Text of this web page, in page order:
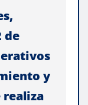
de
y
realiza